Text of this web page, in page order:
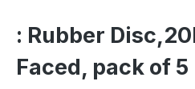
: Rubber
Faced, pack of 5